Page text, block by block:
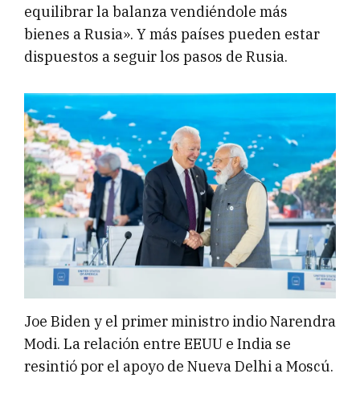
equilibrar la balanza vendiéndole más
bienes a Rusia». Y más países pueden estar
dispuestos a seguir los pasos de Rusia.
Joe Biden y el primer ministro indio Narendra
Modi. La relación entre EEUU e India se
resintió por el apoyo de Nueva Delhi a Moscú.